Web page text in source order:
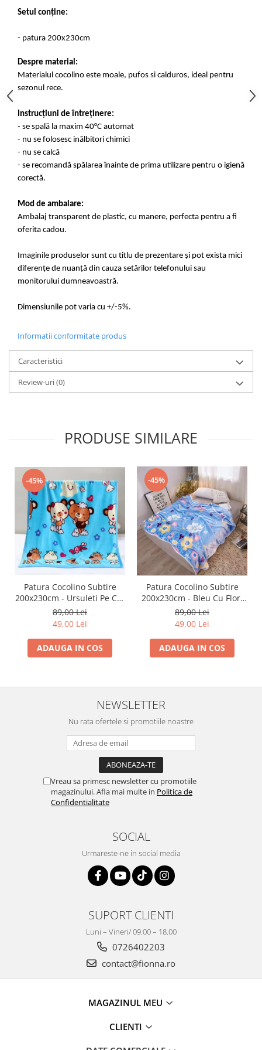
Setul conține:
- patura 200x230cm
Despre material:
Materialul cocolino este moale, pufos si calduros, ideal pentru
sezonul rece.
Instrucțiuni de întreținere:
- se spală la maxim 40°C automat
- nu se folosesc inălbitori chimici
- nu se calcă
- se recomandă spălarea înainte de prima utilizare pentru o igienă
corectă.
Mod de ambalare:
Ambalaj transparent de plastic, cu manere, perfecta pentru a fi
oferita cadou.
Imaginile produselor sunt cu titlu de prezentare și pot exista mici
diferențe de nuanță din cauza setărilor telefonului sau
monitorului dumneavoastră.
Dimensiunile pot varia cu +/-5%.
Informatii conformitate produs
Caracteristici
Review-uri(0)
PRODUSE SIMILARE
-45%
Patura Cocolino Subtire
200x230cm - Ursuleti Pe Cer
Albastru
89,00 Lei
49,00 Lei
ADAUGA IN COS
-45%
Patura Cocolino Subtire
200x230cm - Bleu Cu Flori
Vesele
89,00 Lei
49,00 Lei
ADAUGA IN COS
NEWSLETTER
Nu rata ofertele si promotiile noastre
Vreau sa primesc newsletter cu promotiile
magazinului. Afla mai multe in Politica de
Confidentialitate
SOCIAL
Urmareste-ne in social media
SUPORT CLIENTI
Luni – Vineri/ 09.00 – 18.00
0726402203
contact@fionna.ro
MAGAZINUL MEU
CLIENTI